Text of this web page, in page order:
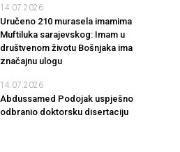
14.07.2026
Uručeno 210 murasela imamima
Muftiluka sarajevskog: Imam u
društvenom životu Bošnjaka ima
značajnu ulogu
14.07.2026
Abdussamed Podojak uspješno
odbranio doktorsku disertaciju